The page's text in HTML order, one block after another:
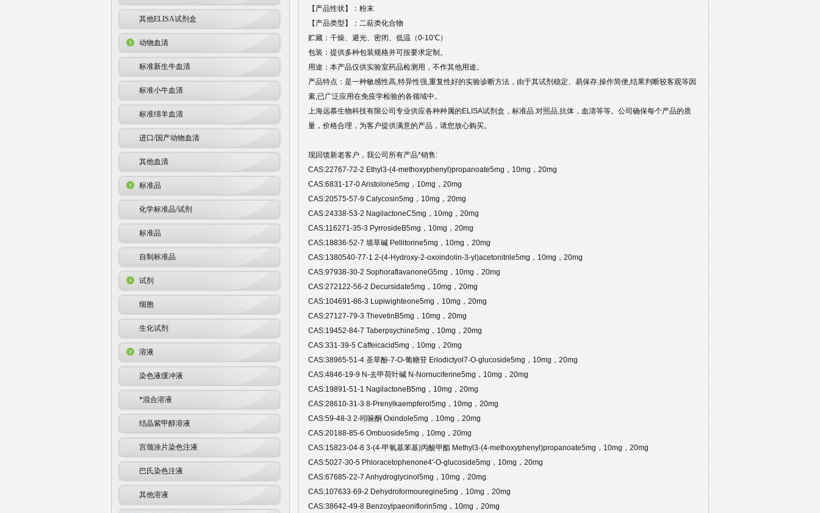
其他ELISA试剂盒
动物血清
标准新生牛血清
标准小牛血清
标准绵羊血清
进口/国产动物血清
其他血清
标准品
化学标准品/试剂
标准品
自制标准品
试剂
细胞
生化试剂
溶液
染色液缓冲液
*混合溶液
结晶紫甲醇溶液
宫颈涂片染色注液
巴氏染色注液
其他溶液
【产品性状】：粉末
【产品类型】：二萜类化合物
贮藏：干燥、避光、密闭、低温（0-10℃）
包装：提供多种包装规格并可按要求定制。
用途：本产品仅供实验室药品检测用，不作其他用途。
产品特点：是一种敏感性高,特异性强,重复性好的实验诊断方法，由于其试剂稳定、易保存,操作简便,结果判断较客观等因
素,已广泛应用在免疫学检验的各领域中。
上海远慕生物科技有限公司专业供应各种种属的ELISA试剂盒，标准品.对照品,抗体，血清等等。公司确保每个产品的质
量，价格合理，为客户提供满意的产品，请您放心购买。
现回馈新老客户，我公司所有产品*销售:
CAS:22767-72-2 Ethyl3-(4-methoxyphenyl)propanoate5mg，10mg，20mg
CAS:6831-17-0 Aristolone5mg，10mg，20mg
CAS:20575-57-9 Calycosin5mg，10mg，20mg
CAS:24338-53-2 NagilactoneC5mg，10mg，20mg
CAS:116271-35-3 PyrrosideB5mg，10mg，20mg
CAS:18836-52-7 墙草碱 Pellitorine5mg，10mg，20mg
CAS:1380540-77-1 2-(4-Hydroxy-2-oxoindolin-3-yl)acetonitrile5mg，10mg，20mg
CAS:97938-30-2 SophoraflavanoneG5mg，10mg，20mg
CAS:272122-56-2 Decursidate5mg，10mg，20mg
CAS:104691-86-3 Lupiwighteone5mg，10mg，20mg
CAS:27127-79-3 ThevetinB5mg，10mg，20mg
CAS:19452-84-7 Taberpsychine5mg，10mg，20mg
CAS:331-39-5 Caffeicacid5mg，10mg，20mg
CAS:38965-51-4 圣草酚-7-O-葡糖苷 Eriodictyol7-O-glucoside5mg，10mg，20mg
CAS:4846-19-9 N-去甲荷叶碱 N-Nornuciferine5mg，10mg，20mg
CAS:19891-51-1 NagilactoneB5mg，10mg，20mg
CAS:28610-31-3 8-Prenylkaempferol5mg，10mg，20mg
CAS:59-48-3 2-吲哚酮 Oxindole5mg，10mg，20mg
CAS:20188-85-6 Ombuoside5mg，10mg，20mg
CAS:15823-04-8 3-(4-甲氧基苯基)丙酸甲酯 Methyl3-(4-methoxyphenyl)propanoate5mg，10mg，20mg
CAS:5027-30-5 Phloracetophenone4'-O-glucoside5mg，10mg，20mg
CAS:67685-22-7 Anhydroglycinol5mg，10mg，20mg
CAS:107633-69-2 Dehydroformouregine5mg，10mg，20mg
CAS:38642-49-8 Benzoylpaeoniflorin5mg，10mg，20mg